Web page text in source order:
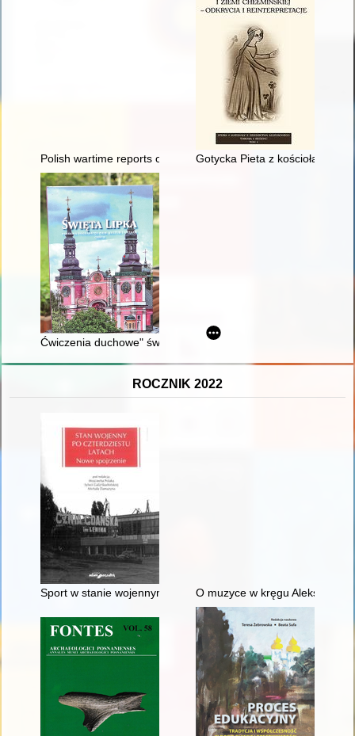
Polish wartime reports on the solution of Enigma 1930-1942
Gotycka Pieta z kościoła pw.
Ćwiczenia duchowe" św. Ignacego Loyoli kluczem do
ROCZNIK 2022
Sport w stanie wojennym : o nieco zapomnianym sukcesie
O muzyce w kręgu Aleksandra